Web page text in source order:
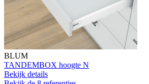
BLUM
TANDEMBOX hoogte N
Bekijk details